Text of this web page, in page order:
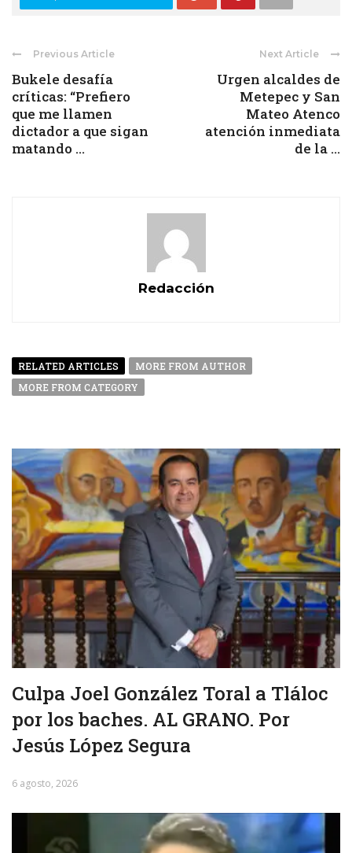
Previous Article
Bukele desafía
críticas: “Prefiero
que me llamen
dictador a que sigan
matando ...
Next Article
Urgen alcaldes de
Metepec y San
Mateo Atenco
atención inmediata
de la ...
Redacción
RELATED ARTICLES
MORE FROM AUTHOR
MORE FROM CATEGORY
Culpa Joel González Toral a Tláloc
por los baches. AL GRANO. Por
Jesús López Segura
6 agosto, 2026